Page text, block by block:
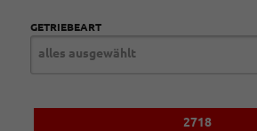
GETRIEBEART
alles ausgewählt
2718